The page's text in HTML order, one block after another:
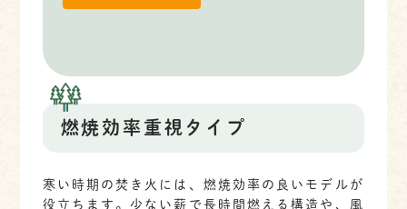
燃焼効率重視タイプ
寒い時期の焚き火には、燃焼効率の良いモデルが
役立ちます。少ない薪で長時間燃える構造や、風